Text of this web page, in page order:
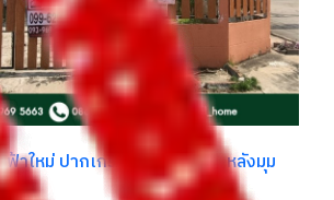
าใหม่ ปากเกร็ด ต้นโครงการ หลังมุม